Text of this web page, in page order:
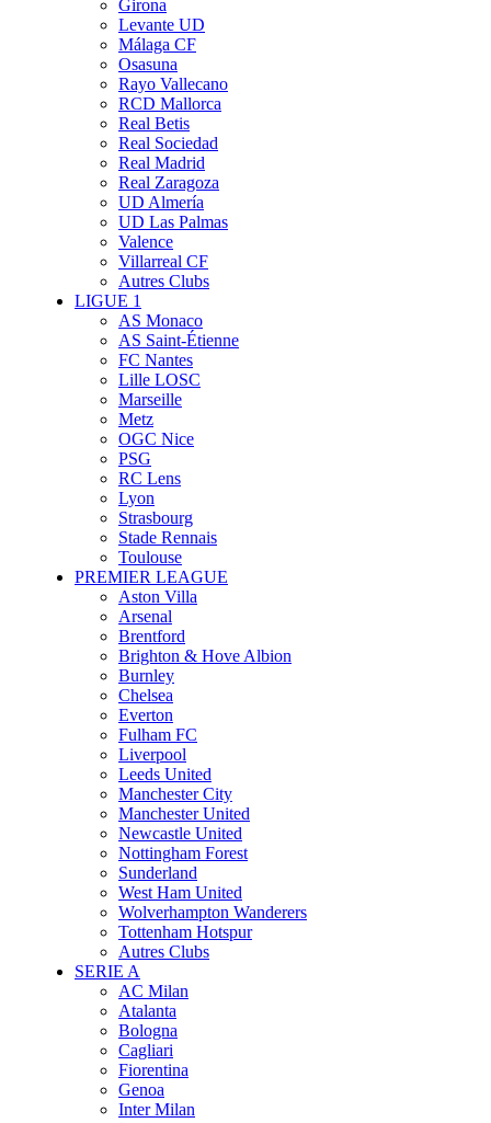
Girona
Levante UD
Málaga CF
Osasuna
Rayo Vallecano
RCD Mallorca
Real Betis
Real Sociedad
Real Madrid
Real Zaragoza
UD Almería
UD Las Palmas
Valence
Villarreal CF
Autres Clubs
LIGUE 1
AS Monaco
AS Saint-Étienne
FC Nantes
Lille LOSC
Marseille
Metz
OGC Nice
PSG
RC Lens
Lyon
Strasbourg
Stade Rennais
Toulouse
PREMIER LEAGUE
Aston Villa
Arsenal
Brentford
Brighton & Hove Albion
Burnley
Chelsea
Everton
Fulham FC
Liverpool
Leeds United
Manchester City
Manchester United
Newcastle United
Nottingham Forest
Sunderland
West Ham United
Wolverhampton Wanderers
Tottenham Hotspur
Autres Clubs
SERIE A
AC Milan
Atalanta
Bologna
Cagliari
Fiorentina
Genoa
Inter Milan